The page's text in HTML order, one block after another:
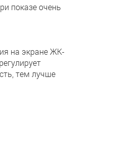
показе очень
на экране ЖК-
тем лучше